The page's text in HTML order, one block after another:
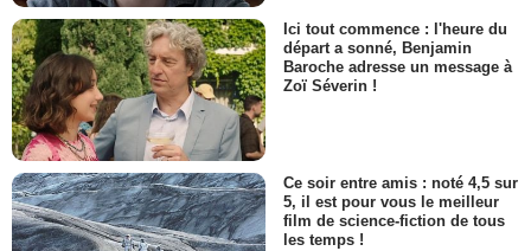
Ici tout commence : l'heure du
départ a sonné, Benjamin
Baroche adresse un message à
Zoï Séverin !
Ce soir entre amis : noté 4,5 sur
5, il est pour vous le meilleur
film de science-fiction de tous
les temps !